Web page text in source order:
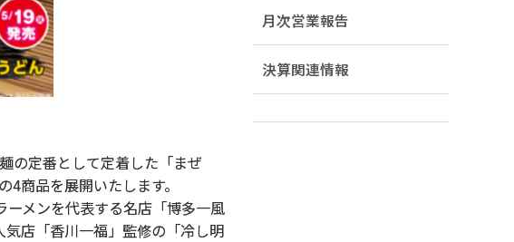
の定番として定着した「まぜ
商品を展開いたします。
メンを代表する名店「博多一風
店「香川一福」監修の「冷し明
月次営業報告
決算関連情報